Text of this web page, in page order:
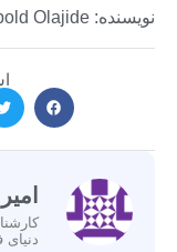
نویسنده: Tomiwabold Olajide
دنیای